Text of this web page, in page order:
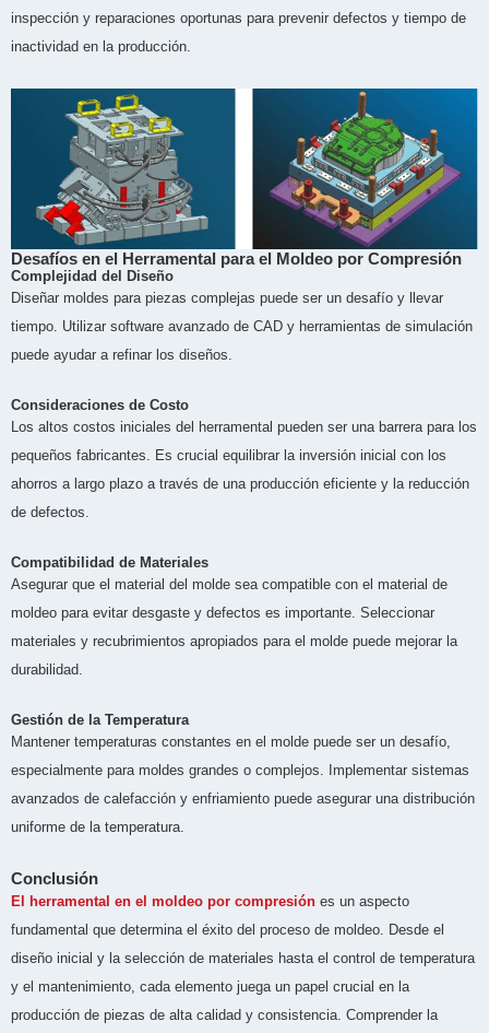
inspección y reparaciones oportunas para prevenir defectos y tiempo de
inactividad en la producción.
Desafíos en el Herramental para el Moldeo por Compresión
Complejidad del Diseño
Diseñar moldes para piezas complejas puede ser un desafío y llevar
tiempo. Utilizar software avanzado de CAD y herramientas de simulación
puede ayudar a refinar los diseños.
Consideraciones de Costo
Los altos costos iniciales del herramental pueden ser una barrera para los
pequeños fabricantes. Es crucial equilibrar la inversión inicial con los
ahorros a largo plazo a través de una producción eficiente y la reducción
de defectos.
Compatibilidad de Materiales
Asegurar que el material del molde sea compatible con el material de
moldeo para evitar desgaste y defectos es importante. Seleccionar
materiales y recubrimientos apropiados para el molde puede mejorar la
durabilidad.
Gestión de la Temperatura
Mantener temperaturas constantes en el molde puede ser un desafío,
especialmente para moldes grandes o complejos. Implementar sistemas
avanzados de calefacción y enfriamiento puede asegurar una distribución
uniforme de la temperatura.
Conclusión
El herramental en el moldeo por compresión es un aspecto
fundamental que determina el éxito del proceso de moldeo. Desde el
diseño inicial y la selección de materiales hasta el control de temperatura
y el mantenimiento, cada elemento juega un papel crucial en la
producción de piezas de alta calidad y consistencia. Comprender la